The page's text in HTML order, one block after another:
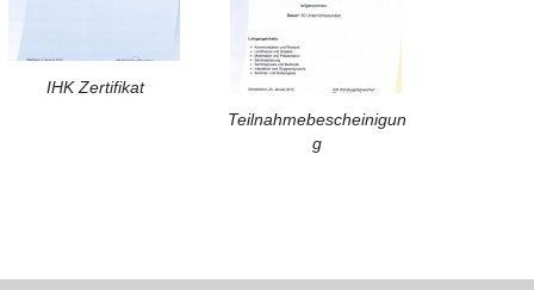
IHK Zertifikat
Teilnahmebescheinigun
g